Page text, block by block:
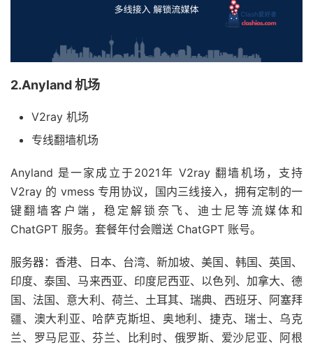
2.Anyland 机场
V2ray 机场
专线翻墙机场
Anyland 是一家成立于2021年 V2ray 翻墙机场，支持
V2ray 的 vmess 专用协议，国内三线接入，拥有定制的一
键翻墙客户端，稳定解锁奈飞、迪士尼等流媒体和
ChatGPT 服务。套餐年付会赠送 ChatGPT 账号。
服务器：香港、日本、台湾、新加坡、美国、韩国、英国、
印度、泰国、马来西亚、印度尼西亚、以色列、加拿大、德
国、法国、意大利、荷兰、土耳其、瑞典、西班牙、阿塞拜
疆、澳大利亚、哈萨克斯坦、奥地利、捷克、瑞士、乌克
兰、罗马尼亚、芬兰、比利时、俄罗斯、爱沙尼亚、阿根